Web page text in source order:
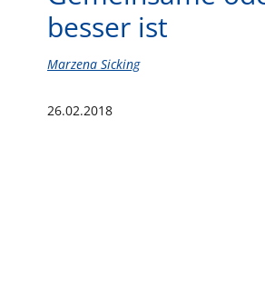
besser ist
Marzena Sicking
26.02.2018